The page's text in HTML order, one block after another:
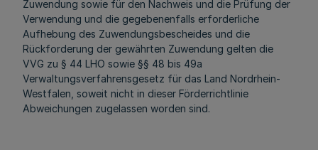
Zuwendung sowie für den Nachweis und die Prüfung der
Verwendung und die gegebenenfalls erforderliche
Aufhebung des Zuwendungsbescheides und die
Rückforderung der gewährten Zuwendung gelten die
VVG zu § 44 LHO sowie §§ 48 bis 49a
Verwaltungsverfahrensgesetz für das Land Nordrhein-
Westfalen, soweit nicht in dieser Förderrichtlinie
Abweichungen zugelassen worden sind.